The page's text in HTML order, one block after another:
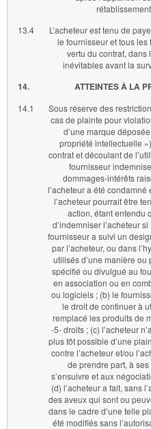
13.4
L’acheteur est tenu de
le fournisseur et tous
vertu du contrat,
inévitables avant la
14. ATTEINTES À LA
14.1
Sous réserve des
cas de plainte pour
d’une marque
propriété intellectuelle
contrat et découlant de
fournisseur
dommages-intérêts
l’acheteur a été
l’acheteur pourrait être
action, étant entendu
d’indemniser l’acheteur
fournisseur a suivi un
par l’acheteur, ou dans
utilisés d’une manière
spécifié ou divulgué au
en association ou en
ou logiciels ; (b) le
le droit de continuer à
remplacé les produits de
-5- droits ; (c) l’acheteur
plus tôt possible d’une
contre l’acheteur et/ou
de prendre part, à
s’ensuivre et aux
(d) l’acheteur a fait, sans
des aveux qui sont ou
dans le cadre d’une telle
été modifiés sans